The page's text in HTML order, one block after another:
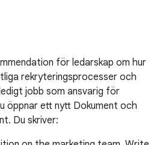
för ledarskap om hur
rekryteringsprocesser och
jobb som ansvarig för
öppnar ett nytt Dokument och
Du skriver: